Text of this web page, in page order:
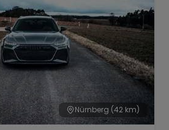
Nürnberg (42 km)